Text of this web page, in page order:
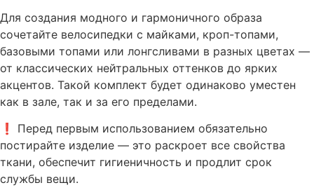
Для создания модного и гармоничного образа
сочетайте велосипедки с майками, кроп-топами,
базовыми топами или лонгсливами в разных цветах —
от классических нейтральных оттенков до ярких
акцентов. Такой комплект будет одинаково уместен
как в зале, так и за его пределами.
❗ Перед первым использованием обязательно
постирайте изделие — это раскроет все свойства
ткани, обеспечит гигиеничность и продлит срок
службы вещи.